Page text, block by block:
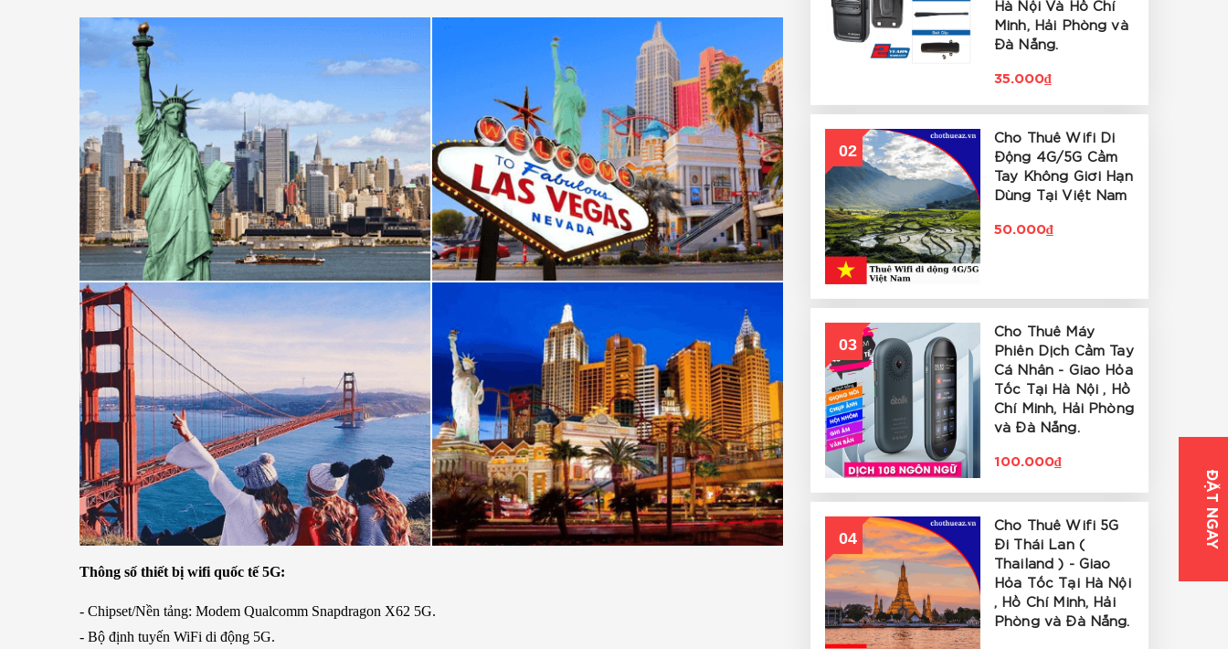
Thông số thiết bị wifi quốc tế 5G:
- Chipset/Nền tảng: Modem Qualcomm Snapdragon X62 5G.
- Bộ định tuyến WiFi di động 5G.
Hà Nội Và Hồ Chí
Minh, Hải Phòng và
Đà Nẵng.
35.000₫
02
Cho Thuê Wifi Di
Động 4G/5G Cầm
Tay Không Giới Hạn
Dùng Tại Việt Nam
50.000₫
03
Cho Thuê Máy
Phiên Dịch Cầm Tay
Cá Nhân - Giao Hỏa
Tốc Tại Hà Nội , Hồ
Chí Minh, Hải Phòng
và Đà Nẵng.
100.000₫
04
Cho Thuê Wifi 5G
Đi Thái Lan (
Thailand ) - Giao
Hỏa Tốc Tại Hà Nội
, Hồ Chí Minh, Hải
Phòng và Đà Nẵng.
ĐẶT NGAY